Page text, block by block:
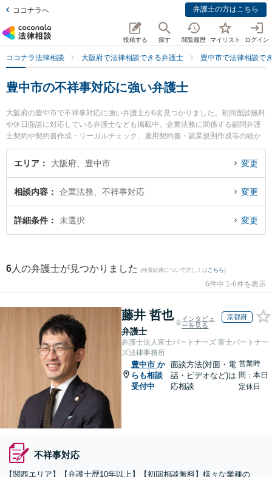
ココナラへ 弁護士の方はこちら
投稿する 探す 閲覧履歴 マイリスト ログイン
ココナラ法律相談 大阪府で法律相談できる弁護士 豊中市で法律相談で
豊中市の不祥事対応に強い弁護士
大阪府の豊中市で不祥事対応に強い弁護士が6名見つかりました。初回面談無料
や休日面談に対応している弁護士なども掲載中。企業法務に関係する顧問弁護
士契約や契約書作成・リーガルチェック、雇用契約書・就業規則作成等の細か
な分野での絞り込み検索もでき便利です。特に豊中法律事務所の岡本 宏大弁護
士やベリーベスト法律事務所 豊中千里中央オフィスの佐野 瀬奈弁護士、シンプ
すぐに弁護士に相談したい』『不祥事対応のトラブル解決の実績豊富な近くの
弁護士を検索したい』『初回相談無料で不祥事対応を法律相談できる豊中市内
の弁護士に相談予約したい』などでお困りの相談者さんにおすすめです。
エリア 大阪府、豊中市 変更
相談内容 企業法務、不祥事対応 変更
詳細条件 未選択 変更
6 人の弁護士が見つかりました (検索結果について詳しくは こちら)
6件中 1-6件を表示
藤井 哲也
弁護士
インタビュ
ーを見る
京都府
弁護士法人富士パートナーズ 富士パートナー
ズ法律事務所
豊中市 か
らも相談
受付中
面談方法(対面・電
話・ビデオなど)は
応相談
営業時
間：本日
定休日
不祥事対応
【関西エリア】【弁護士歴10年以上】【初回相談無料】様々な業種の